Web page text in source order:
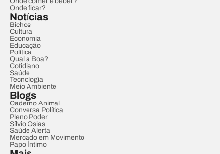
Onde ficar?
Notícias
Bichos
Cultura
Economia
Educação
Política
Qual a Boa?
Cotidiano
Saúde
Tecnologia
Meio Ambiente
Blogs
Caderno Animal
Conversa Política
Pleno Poder
Sílvio Osias
Saúde Alerta
Mercado em Movimento
Papo Íntimo